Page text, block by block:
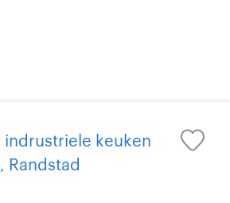
indrustriele keuken
Randstad